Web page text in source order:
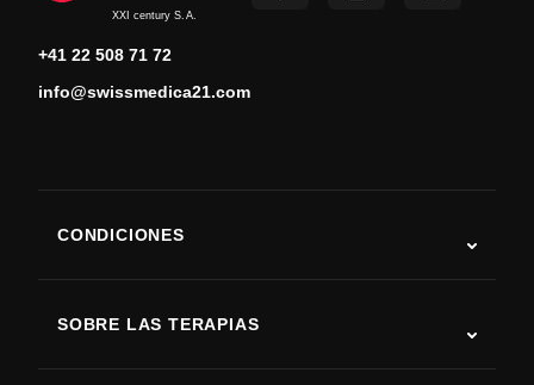
XXI century S.A.
+41 22 508 71 72
info@swissmedica21.com
CONDICIONES
SOBRE LAS TERAPIAS